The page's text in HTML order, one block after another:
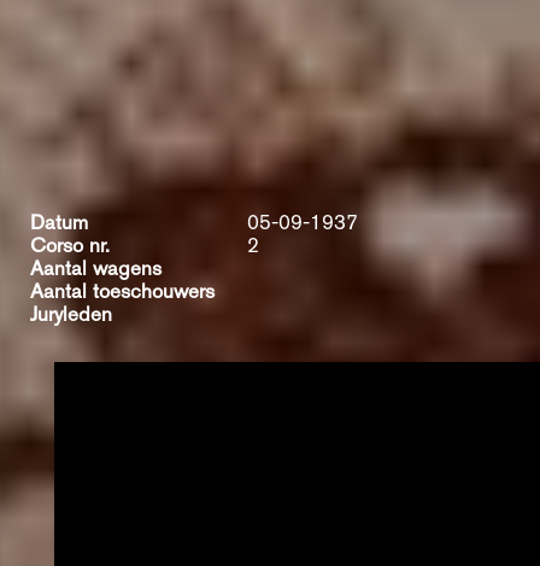
Datum
05-09-1937
Corso nr.
2
Aantal wagens
Aantal toeschouwers
Juryleden